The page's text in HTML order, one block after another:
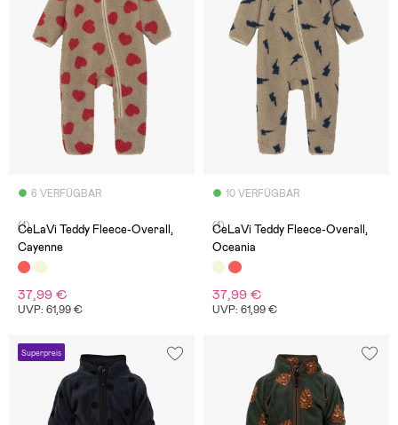
6 VERFÜGBAR
(1)
CeLaVi Teddy Fleece-Overall,
Cayenne
37,99 €
UVP: 61,99 €
10 VERFÜGBAR
(1)
CeLaVi Teddy Fleece-Overall,
Oceania
37,99 €
UVP: 61,99 €
Superpreis